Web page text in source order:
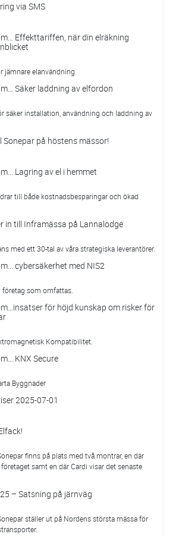
via SMS
Effekttariffen, när din elräkning
jämnare elanvändning.
Säker laddning av elfordon
säker installation, användning och laddning av
Sonepar på höstens mässor!
Lagring av el i hemmet
till både kostnadsbesparingar och ökad
in till Inframässa på Lannalodge
med ett 30-tal av våra strategiska leverantörer.
cybersäkerhet med NIS2
företag som omfattas.
för höjd kunskap om risker för
Kompatibilitet.
KNX Secure
Byggnader
2025-07-01
finns på plats med två montrar, en där
samt en där Cardi visar det senaste
– Satsning på järnväg
ställer ut på Nordens största mässa för